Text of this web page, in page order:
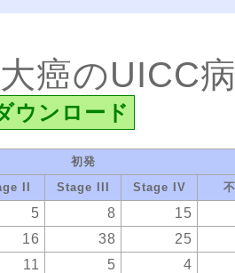
癌のUICC
ウンロード
初発
II Stage III Stage IV
5 8 15
16 38 25
11 5 4